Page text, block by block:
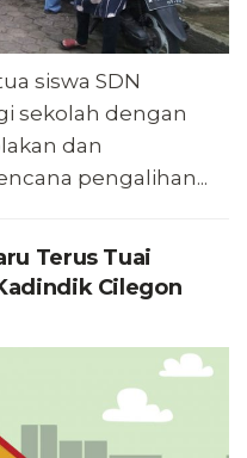
siswa SDN
sekolah dengan
dan
pengalihan...
Terus Tuai
Cilegon